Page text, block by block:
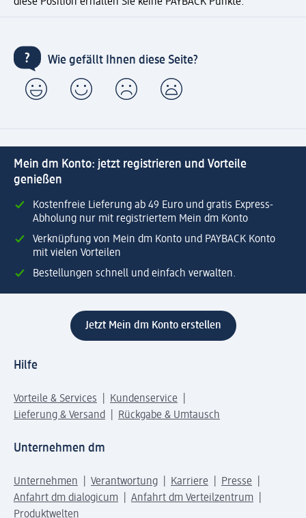
diese Position erhalten Sie keine PAYBACK Punkte.
Wie gefällt Ihnen diese Seite?
Mein dm Konto: jetzt registrieren und Vorteile
genießen
Kostenfreie Lieferung ab 49 Euro und gratis Express-
Abholung nur mit registriertem Mein dm Konto
Verknüpfung von Mein dm Konto und PAYBACK Konto
mit vielen Vorteilen
Bestellungen schnell und einfach verwalten.
Jetzt Mein dm Konto erstellen
Hilfe
Vorteile & Services
Kundenservice
Lieferung & Versand
Rückgabe & Umtausch
Unternehmen dm
Unternehmen Verantwortung Karriere
Presse
Anfahrt dm dialogicum
Anfahrt dm Verteilzentrum
Produktwelten